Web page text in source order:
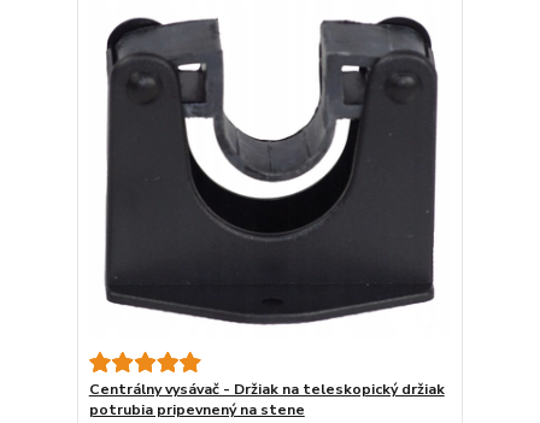
Centrálny vysávač - Držiak na teleskopický držiak
potrubia pripevnený na stene